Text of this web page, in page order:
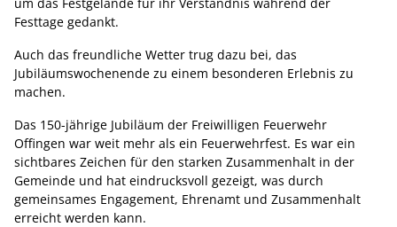
Festtage gedankt.
Auch das freundliche Wetter trug dazu bei, das
Jubiläumswochenende zu einem besonderen Erlebnis zu
machen.
Das 150-jährige Jubiläum der Freiwilligen Feuerwehr
Offingen war weit mehr als ein Feuerwehrfest. Es war ein
sichtbares Zeichen für den starken Zusammenhalt in der
Gemeinde und hat eindrucksvoll gezeigt, was durch
gemeinsames Engagement, Ehrenamt und Zusammenhalt
erreicht werden kann.